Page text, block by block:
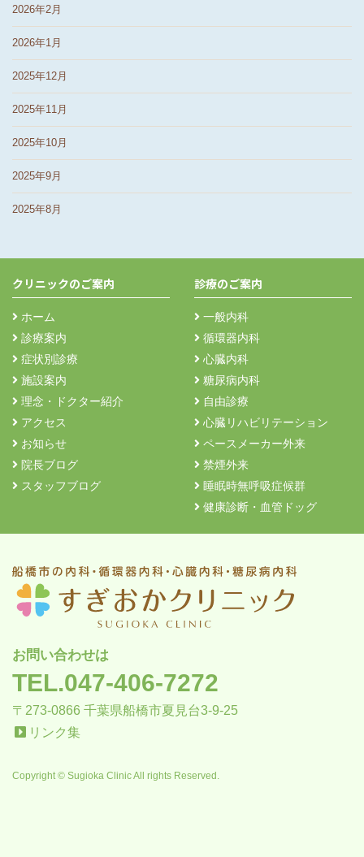
2026年2月
2026年1月
2025年12月
2025年11月
2025年10月
2025年9月
2025年8月
クリニックのご案内
ホーム
診療案内
症状別診療
施設案内
理念・ドクター紹介
アクセス
お知らせ
院長ブログ
スタッフブログ
診療のご案内
一般内科
循環器内科
心臓内科
糖尿病内科
自由診療
心臓リハビリテーション
ペースメーカー外来
禁煙外来
睡眠時無呼吸症候群
健康診断・血管ドッグ
お問い合わせは
TEL.047-406-7272
〒273-0866 千葉県船橋市夏見台3-9-25
リンク集
Copyright © Sugioka Clinic All rights Reserved.